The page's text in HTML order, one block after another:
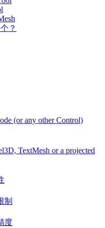
？
(or any other Control)
TextMesh or a projected
制
度